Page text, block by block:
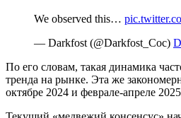
We observed this…
— Darkfost (@Darkfost_Coc)
По его словам, такая динамика
тренда на рынке. Эта же
октябре 2024 и феврале-апреле